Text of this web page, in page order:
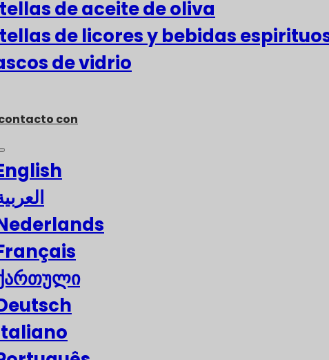
de aceite de oliva
de licores y bebidas
de vidrio
con